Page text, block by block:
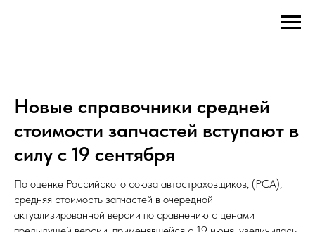
Новые справочники средней
стоимости запчастей вступают в
силу с 19 сентября
По оценке Российского союза автостраховщиков, (РСА),
средняя стоимость запчастей в очередной
актуализированной версии по сравнению с ценами